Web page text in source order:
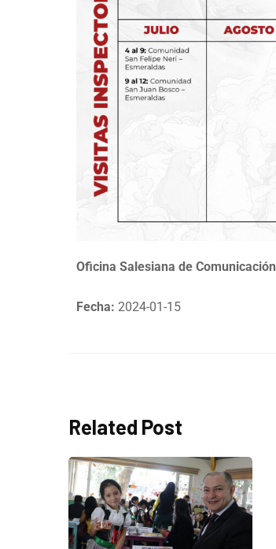
Oficina Salesiana de Comunicación
Fecha: 2024-01-15
Related Post